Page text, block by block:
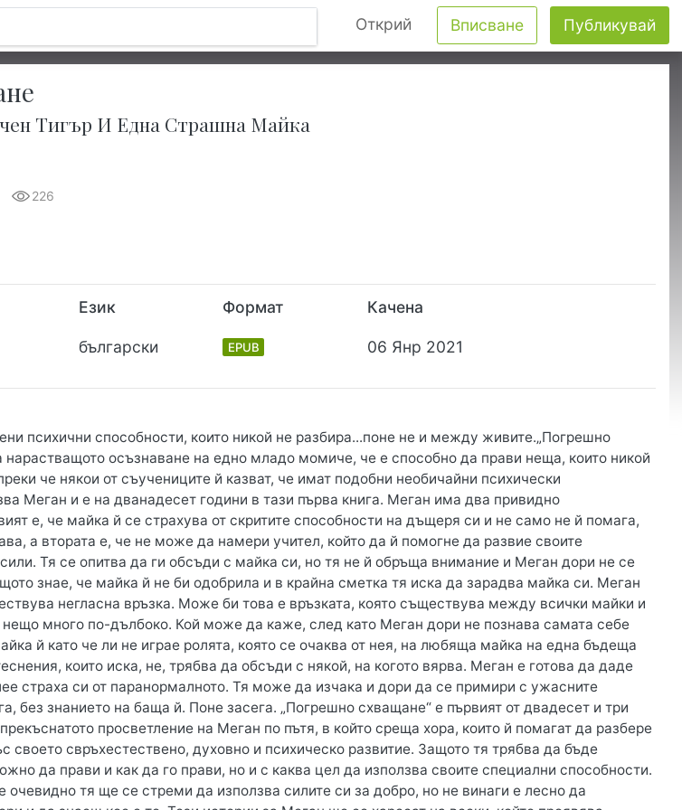
Открий Вписване Публикувай
Тигър И Една Страшна Майка
226
Език
български
Формат
EPUB
Качена
06 Янр 2021
психични способности, които никой не разбира...поне не и между живите.„Погрешно
нарастващото осъзнаване на едно младо момиче, че е способно да прави неща, които никой
че някои от съучениците й казват, че имат подобни необичайни психически
Меган и е на дванадесет години в тази първа книга. Меган има два привидно
е, че майка й се страхува от скритите способности на дъщеря си и не само не й помага,
а втората е, че не може да намери учител, който да й помогне да развие своите
Тя се опитва да ги обсъди с майка си, но тя не й обръща внимание и Меган дори не се
знае, че майка й не би одобрила и в крайна сметка тя иска да зарадва майка си. Меган
негласна връзка. Може би това е връзката, която съществува между всички майки и
много по-дълбоко. Кой може да каже, след като Меган дори не познава самата себе
й като че ли не играе ролята, която се очаква от нея, на любяща майка на една бъдеща
които иска, не, трябва да обсъди с някой, на когото вярва. Меган е готова да даде
страха си от паранормалното. Тя може да изчака и дори да се примири с ужасните
без знанието на баща й. Поне засега. „Погрешно схващане“ е първият от двадесет и три
просветление на Меган по пътя, в който среща хора, които й помагат да разбере
своето свръхестествено, духовно и психическо развитие. Защото тя трябва да бъде
да прави и как да го прави, но и с каква цел да използва своите специални способности.
тя ще се стреми да използва силите си за добро, но не винаги е лесно да